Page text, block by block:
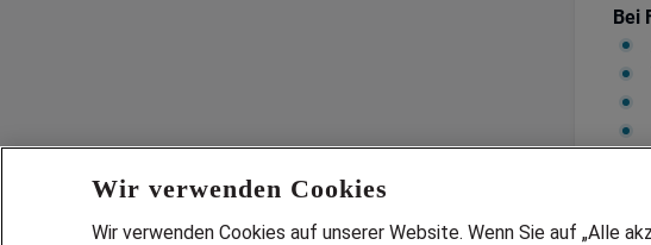
Bei
Wir verwenden Cookies
Wir verwenden Cookies auf unserer Website. Wenn Sie auf „Alle